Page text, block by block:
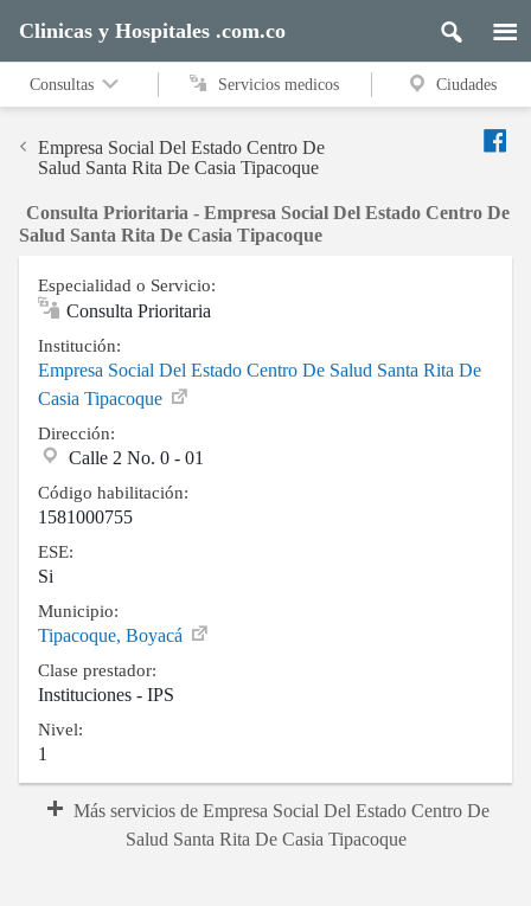
Clinicas y Hospitales .com.co
Consultas Servicios medicos Ciudades
Empresa Social Del Estado Centro De
Salud Santa Rita De Casia Tipacoque
Consulta Prioritaria - Empresa Social Del Estado Centro De
Salud Santa Rita De Casia Tipacoque
Especialidad o Servicio:
Consulta Prioritaria
Institución:
Empresa Social Del Estado Centro De Salud Santa Rita De
Casia Tipacoque
Dirección:
Calle 2 No. 0 - 01
Código habilitación:
1581000755
ESE:
Si
Municipio:
Tipacoque, Boyacá
Clase prestador:
Instituciones - IPS
Nivel:
1
Más servicios de Empresa Social Del Estado Centro De
Salud Santa Rita De Casia Tipacoque